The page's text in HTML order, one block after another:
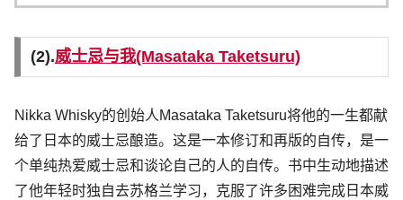
(2).威士忌与我(Masataka Taketsuru)
Nikka Whisky的创始人Masataka Taketsuru将他的一生都献
给了日本的威士忌酿造。这是一本修订和再版的自传，是一
个单纯热爱威士忌和谈论自己的人的自传。书中生动地描述
了他年轻时独自去苏格兰学习，克服了许多困难完成日本威